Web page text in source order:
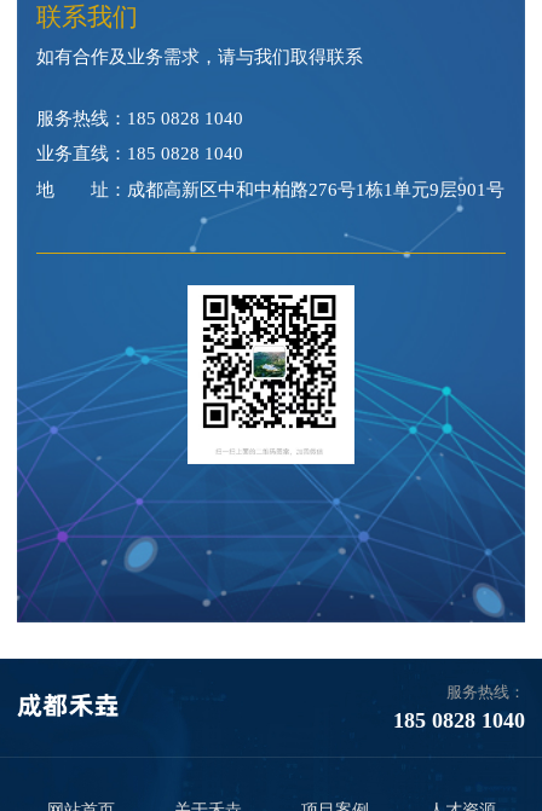
联系我们
如有合作及业务需求，请与我们取得联系
服务热线： 185 0828 1040
业务直线： 185 0828 1040
地 址：成都高新区中和中柏路276号1栋1单元9层901号
服务热线：
185 0828 1040